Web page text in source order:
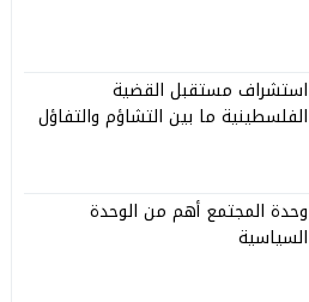
استشراف مستقبل القضية
الفلسطينية ما بين التشاؤم والتفاؤل
وحدة المجتمع أهم من الوحدة
السياسية